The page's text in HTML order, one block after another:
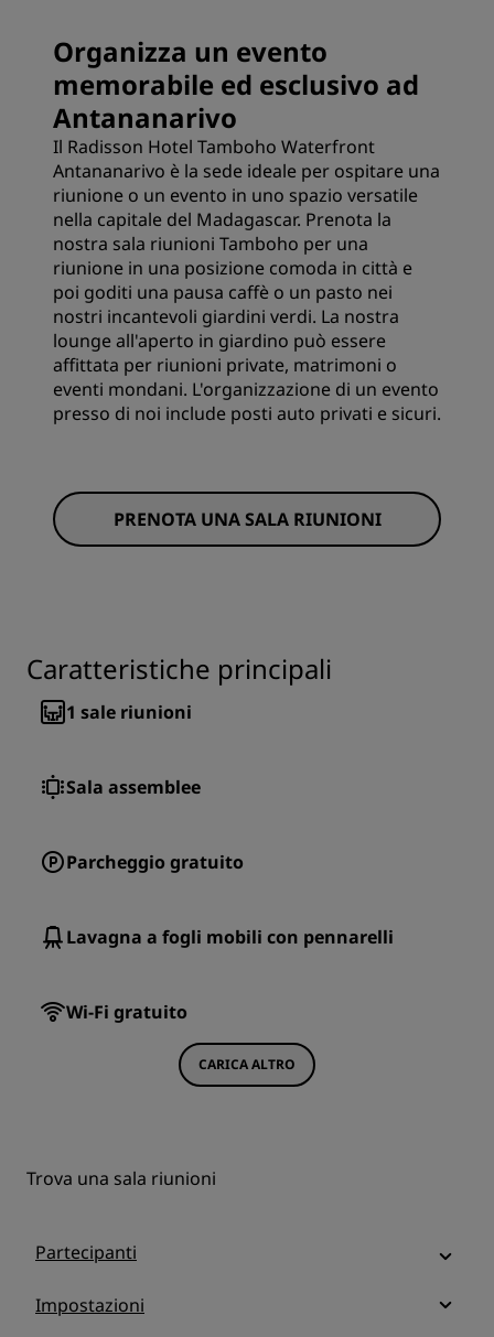
Organizza un evento
memorabile ed esclusivo ad
Antananarivo
Il Radisson Hotel Tamboho Waterfront
Antananarivo è la sede ideale per ospitare una
riunione o un evento in uno spazio versatile
nella capitale del Madagascar. Prenota la
nostra sala riunioni Tamboho per una
riunione in una posizione comoda in città e
poi goditi una pausa caffè o un pasto nei
nostri incantevoli giardini verdi. La nostra
lounge all'aperto in giardino può essere
affittata per riunioni private, matrimoni o
eventi mondani. L'organizzazione di un evento
presso di noi include posti auto privati e sicuri.
PRENOTA UNA SALA RIUNIONI
Caratteristiche principali
1 sale riunioni
Sala assemblee
Parcheggio gratuito
Lavagna a fogli mobili con pennarelli
Wi-Fi gratuito
CARICA ALTRO
Trova una sala riunioni
Partecipanti
Impostazioni